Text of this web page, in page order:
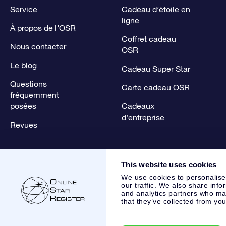
This website uses cookies
We use cookies to
our traffic. We also share
and analytics partners who
that they’ve collected from
Service
À propos de l’OSR
Nous contacter
Le blog
Questions
fréquemment
posées
Revues
Cadeau d’étoile en
ligne
Coffret cadeau
OSR
Cadeau Super Star
Carte cadeau OSR
Cadeaux
d’entreprise